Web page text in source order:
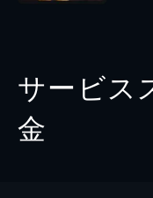
サービス
金